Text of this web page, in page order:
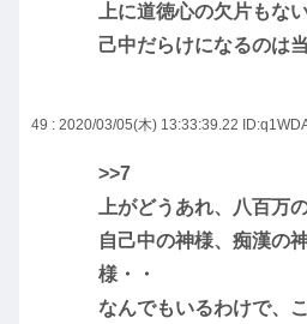
上に道徳心の欠片もな
己中だらけになるのは当
49 : 2020/03/05(木) 13:33:39.22
>>7
上がどうあれ、八百万
自己中の神様、痴漢の
様・・
なんでもいるわけで、